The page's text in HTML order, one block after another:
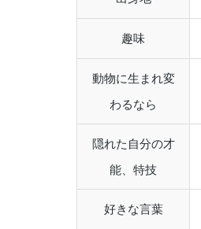
趣味
動物に生まれ変
わるなら
隠れた自分の才
能、特技
好きな言葉